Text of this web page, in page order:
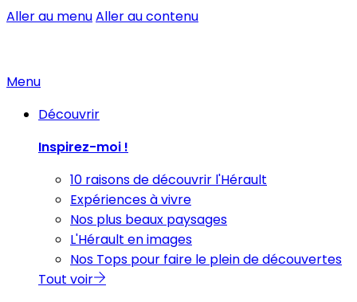
Aller au menuAller au contenu
Menu
Découvrir
Inspirez-moi !
10 raisons de découvrir l'Hérault
Expériences à vivre
Nos plus beaux paysages
L'Hérault en images
Nos Tops pour faire le plein de découvertes
Tout voir